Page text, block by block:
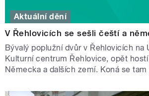
Aktuální dění
V Řehlovicích se sešli čeští a
Bývalý poplužní dvůr v Řehlovicích na
Kulturní centrum Řehlovice, opět
Německa a dalších zemí. Koná se